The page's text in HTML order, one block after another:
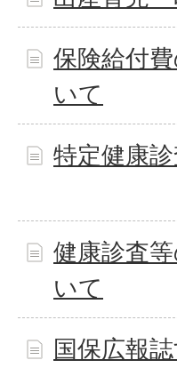
保険給付
いて
特定健康
健康診査
いて
国保広報